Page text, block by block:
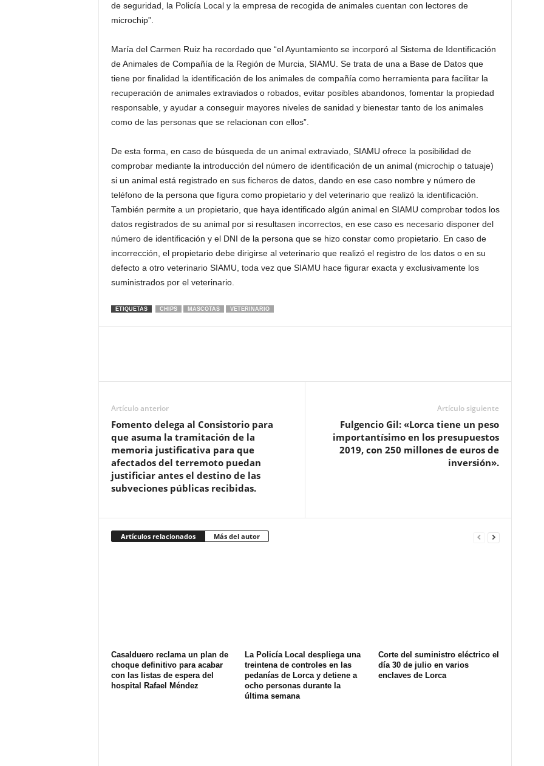
de seguridad, la Policía Local y la empresa de recogida de animales cuentan con lectores de
microchip”.
María del Carmen Ruiz ha recordado que “el Ayuntamiento se incorporó al Sistema de Identificación
de Animales de Compañía de la Región de Murcia, SIAMU. Se trata de una a Base de Datos que
tiene por finalidad la identificación de los animales de compañía como herramienta para facilitar la
recuperación de animales extraviados o robados, evitar posibles abandonos, fomentar la propiedad
responsable, y ayudar a conseguir mayores niveles de sanidad y bienestar tanto de los animales
como de las personas que se relacionan con ellos”.
De esta forma, en caso de búsqueda de un animal extraviado, SIAMU ofrece la posibilidad de
comprobar mediante la introducción del número de identificación de un animal (microchip o tatuaje)
si un animal está registrado en sus ficheros de datos, dando en ese caso nombre y número de
teléfono de la persona que figura como propietario y del veterinario que realizó la identificación.
También permite a un propietario, que haya identificado algún animal en SIAMU comprobar todos los
datos registrados de su animal por si resultasen incorrectos, en ese caso es necesario disponer del
número de identificación y el DNI de la persona que se hizo constar como propietario. En caso de
incorrección, el propietario debe dirigirse al veterinario que realizó el registro de los datos o en su
defecto a otro veterinario SIAMU, toda vez que SIAMU hace figurar exacta y exclusivamente los
suministrados por el veterinario.
ETIQUETAS CHIPS MASCOTAS VETERINARIO
Artículo anterior
Fomento delega al Consistorio para
que asuma la tramitación de la
memoria justificativa para que
afectados del terremoto puedan
justificiar antes el destino de las
subveciones públicas recibidas.
Artículo siguiente
Fulgencio Gil: «Lorca tiene un peso
importantísimo en los presupuestos
2019, con 250 millones de euros de
inversión».
Artículos relacionados Más del autor
Casalduero reclama un plan de
choque definitivo para acabar
con las listas de espera del
hospital Rafael Méndez
La Policía Local despliega una
treintena de controles en las
pedanías de Lorca y detiene a
ocho personas durante la
última semana
Corte del suministro eléctrico el
día 30 de julio en varios
enclaves de Lorca